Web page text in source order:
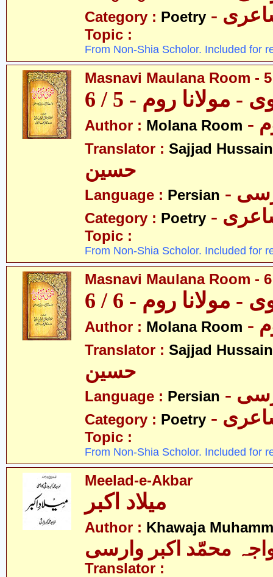
Category : Poetry
Topic :
From Non-Shia Scholor. Included for
Masnavi Maulana Room -
- مولانا روم - 5 / 6
Author : Molana Room
Translator : Sajjad Hussain
حسین
Language : Persian
Category : Poetry
Topic :
From Non-Shia Scholor. Included for
Masnavi Maulana Room -
- مولانا روم - 6 / 6
Author : Molana Room
Translator : Sajjad Hussain
حسین
Language : Persian
Category : Poetry
Topic :
From Non-Shia Scholor. Included for
Meelad-e-Akbar
میلاد اکبر
Author : Khawaja
محمّد اکبر وارسی
Translator :